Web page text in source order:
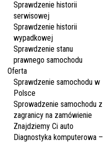
Sprawdzenie historii
serwisowej
Sprawdzenie historii
wypadkowej
Sprawdzenie stanu
prawnego samochodu
Oferta
Sprawdzenie samochodu w
Polsce
Sprowadzenie samochodu z
zagranicy na zamówienie
Znajdziemy Ci auto
Diagnostyka komputerowa –